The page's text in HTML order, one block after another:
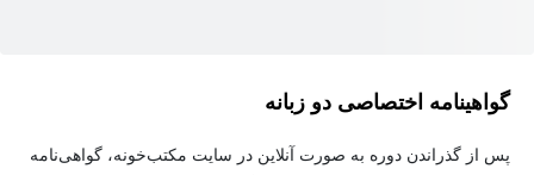
گواهینامه اختصاصی دو زبانه
پس از گذراندن دوره به صورت آنلاین در سایت مکتب‌خونه، گواهی‌نامه